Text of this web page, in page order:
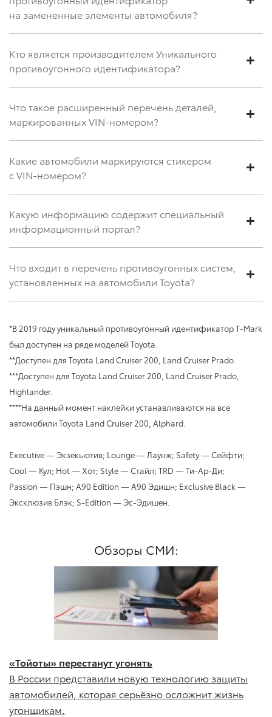
на замененные элементы автомобиля?
Кто является производителем Уникального
противоугонного идентификатора?
Что такое расширенный перечень деталей,
маркированных VIN-номером?
Какие автомобили маркируются стикером
с VIN-номером?
Какую информацию содержит специальный
информационный портал?
Что входит в перечень противоугонных систем,
установленных на автомобили Toyota?
*В 2019 году уникальный противоугонный идентификатор T-Mark
был доступен на ряде моделей Toyota.
**Доступен для Toyota Land Cruiser 200, Land Cruiser Prado.
***Доступен для Toyota Land Cruiser 200, Land Cruiser Prado,
Highlander.
****На данный момент наклейки устанавливаются на все
автомобили Toyota Land Cruiser 200, Alphard.
Executive — Экзекьютив; Lounge — Лаунж; Safety — Сейфти;
Cool — Кул; Hot — Хот; Style — Стайл; TRD — Ти-Ар-Ди;
Passion — Пэшн; A90 Edition — A90 Эдишн; Exclusive Black —
Эксклюзив Блэк; S-Edition — Эс-Эдишен.
Обзоры СМИ:
«Тойоты» перестанут угонять
В России представили новую технологию защиты
автомобилей, которая серьёзно осложнит жизнь
угонщикам.